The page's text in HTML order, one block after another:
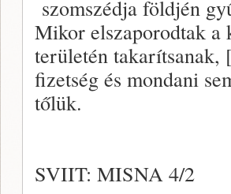
szomszédja földjén
Mikor elszaporodtak a
területén takarítsanak,
fizetség és mondani
tőlük.
SVIIT: MISNA 4/2